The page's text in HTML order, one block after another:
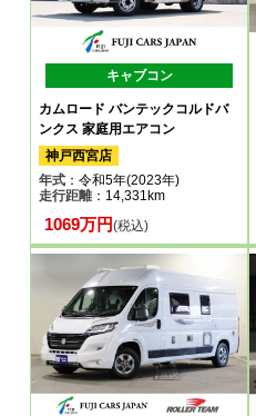
キャブコン
カムロード バンテックコルドバ
ンクス 家庭用エアコン
神戸西宮店
年式 ：令和5年(2023年)
走行距離：14,331km
1069万円(税込)